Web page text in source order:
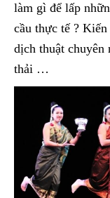
làm gì để lấp
cầu thực tế ?
dịch thuật
thải …